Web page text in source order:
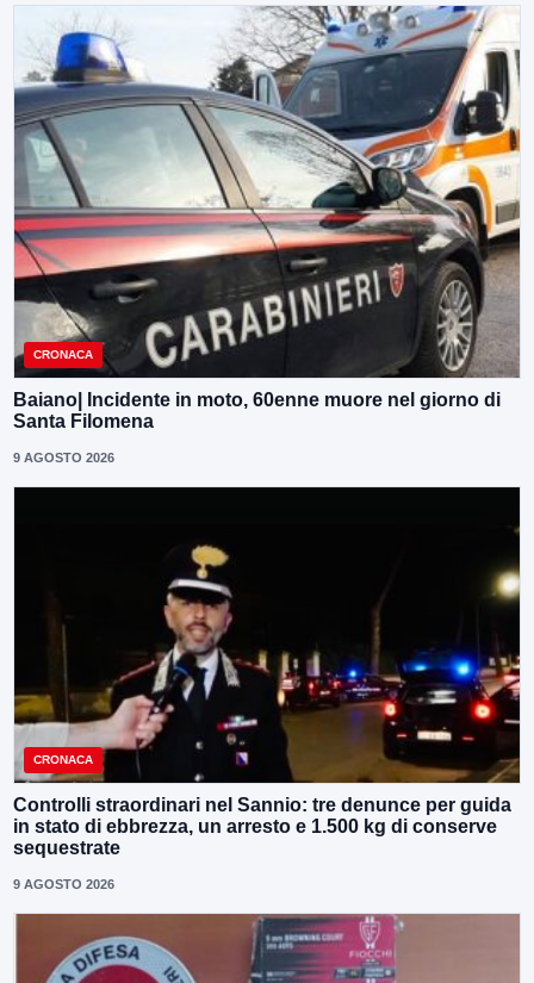
CRONACA
Baiano| Incidente in moto, 60enne muore nel giorno di
Santa Filomena
9 AGOSTO 2026
CRONACA
Controlli straordinari nel Sannio: tre denunce per guida
in stato di ebbrezza, un arresto e 1.500 kg di conserve
sequestrate
9 AGOSTO 2026